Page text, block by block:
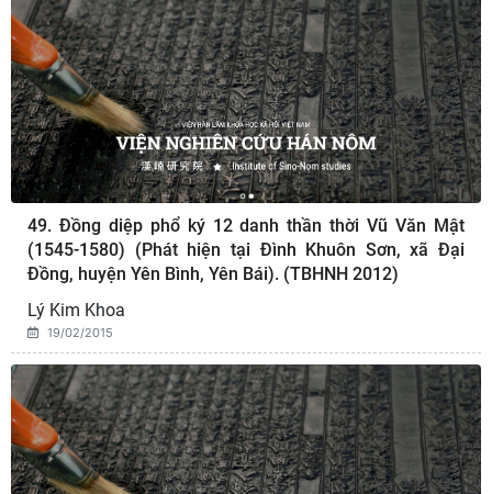
49. Đồng diệp phổ ký 12 danh thần thời Vũ Văn Mật
(1545-1580) (Phát hiện tại Đình Khuôn Sơn, xã Đại
Đồng, huyện Yên Bình, Yên Bái). (TBHNH 2012)
Lý Kim Khoa
19/02/2015